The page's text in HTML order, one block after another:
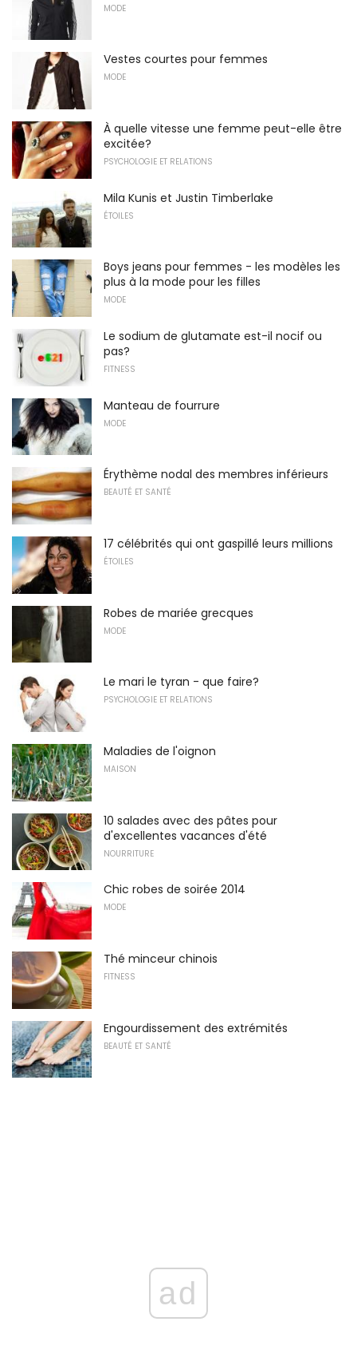
MODE
Vestes courtes pour femmes
MODE
À quelle vitesse une femme peut-elle être
excitée?
PSYCHOLOGIE ET RELATIONS
Mila Kunis et Justin Timberlake
ÉTOILES
Boys jeans pour femmes - les modèles les
plus à la mode pour les filles
MODE
Le sodium de glutamate est-il nocif ou
pas?
FITNESS
Manteau de fourrure
MODE
Érythème nodal des membres inférieurs
BEAUTÉ ET SANTÉ
17 célébrités qui ont gaspillé leurs millions
ÉTOILES
Robes de mariée grecques
MODE
Le mari le tyran - que faire?
PSYCHOLOGIE ET RELATIONS
Maladies de l'oignon
MAISON
10 salades avec des pâtes pour
d'excellentes vacances d'été
NOURRITURE
Chic robes de soirée 2014
MODE
Thé minceur chinois
FITNESS
Engourdissement des extrémités
BEAUTÉ ET SANTÉ
ad